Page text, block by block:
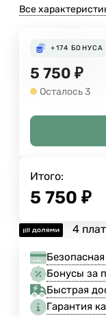
Все
+174 БОНУСА
5 750 ₽
Осталось 3
Итого:
5 750 ₽
4
Бонусы за
Быстрая
Гарантия